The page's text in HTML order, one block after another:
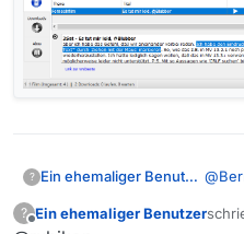
? Ein ehemaliger Benutzer @
?
Offline
Ein ehemaliger Benutzer